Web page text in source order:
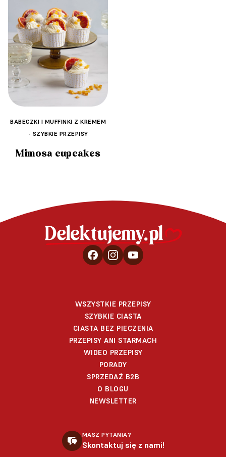
BABECZKI I MUFFINKI Z KREMEM
- SZYBKIE PRZEPISY
Mimosa cupcakes
WSZYSTKIE PRZEPISY
SZYBKIE CIASTA
CIASTA BEZ PIECZENIA
PRZEPISY ANI STARMACH
WIDEO PRZEPISY
PORADY
SPRZEDAŻ B2B
O BLOGU
NEWSLETTER
MASZ PYTANIA?
Skontaktuj się z nami!